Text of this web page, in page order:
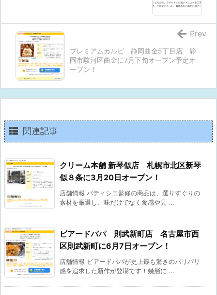
プレミアムカルビ 静岡曲金5丁目店 静
岡市駿河区曲金に7月下旬オープン予定オ
ープン！
Prev
関連記事
クリーム本舗 新琴似店 札幌市北区新琴
似８条に3月20日オープン！
店舗情報 パティシエ監修の商品は、選りすぐりの
素材を厳選し、味だけでなく食感や見 ...
ビアードパパ 則武新町店 名古屋市西
区則武新町に6月7日オープン！
店舗情報 ビアードパパが史上最も驚きのパリパリ
感を追求した新作が登場です！幾層に ...